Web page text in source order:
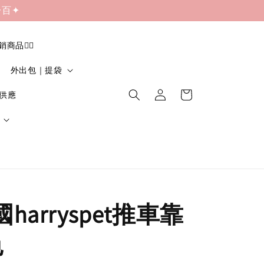
百✦
商品❤️‍🔥
外出包｜提袋
應
harryspet推車靠